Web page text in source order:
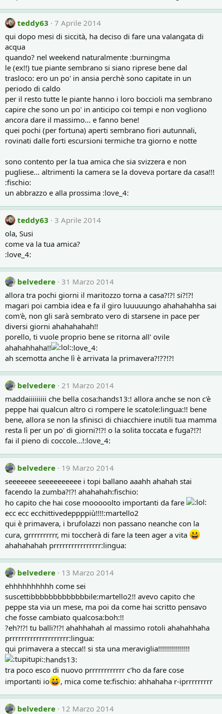
teddy63
7 Aprile 2014
qui dopo mesi di siccità, ha deciso di fare una valangata di
acqua
quando? nel weekend naturalmente :burningma
le (ex!!) tue piante sembrano si siano riprese bene dal
trasloco: ero un po' in ansia perchè sono capitate in un
periodo di caldo
per il resto tutte le piante hanno i loro boccioli ma sembrano
capire che sono un po' in anticipo coi tempi e non vogliono
ancora dare il massimo... e fanno bene!
quei pochi (per fortuna) aperti sembrano fiori autunnali,
rovinati dalle forti escursioni termiche tra giorno e notte
sono contento per la tua amica che sia svizzera e non
pugliese... altrimenti la camera se la doveva portare da casa!!!
:fischio:
un abbrazzo e alla prossima :love_4:
teddy63
3 Aprile 2014
ola, Susi
come va la tua amica?
:love_4:
belvedere 31 Marzo 2014
allora tra pochi giorni il maritozzo torna a casa?!?! si?!?!
magari poi cambia idea e fa il giro luuuuungo ahahahahha sai
com'è, non gli sarà sembrato vero di starsene in pace per
diversi giorni ahahahahah!!
porello, ti vuole proprio bene se ritorna all' ovile
ahahahhaha!!
:love_4:
ah scemotta anche lì è arrivata la primavera?!??!?!
belvedere 21 Marzo 2014
maddaiiiiiiiii che bella cosa:hands13:! allora anche se non c'è
peppe hai qualcun altro ci rompere le scatole:lingua:!! bene
bene, allora se non la sfinisci di chiacchiere inutili tua mamma
resta lì per un po' di giorni?!?! o la solita toccata e fuga?!?!
fai il pieno di coccole...!:love_4:
belvedere
19 Marzo 2014
seeeeeee seeeeeeeeee i topi ballano aaahh ahahah stai
facendo la zumba?!?! ahahahah:fischio:
ho capito che hai cose mooooolto importanti da fare
ecc ecc ecchittivedeppppiù!!!!:martello2
qui è primavera, i brufolazzi non passano neanche con la
cura, grrrrrrrrrr, mi toccherà di fare la teen ager a vita
ahahahahah prrrrrrrrrrrrrrrr:lingua:
belvedere
13 Marzo 2014
ehhhhhhhhhh come sei
suscettibbbbbbbbbbbbbile:martello2!! avevo capito che
peppe sta via un mese, ma poi da come hai scritto pensavo
che fosse cambiato qualcosa:boh:!!
?eh?!?! tu balli?!?! ahahhahah al massimo rotoli ahahahhaha
prrrrrrrrrrrrrrrrrrrr:lingua:
qui primavera a stecca!! si sta una meraviglia!!!!!!!!!!!!!!!!
:hands13:
tra poco esco di nuovo prrrrrrrrrrrr c'ho da fare cose
importanti io
, mica come te:fischio: ahhahaha r-iprrrrrrrrr
belvedere
12 Marzo 2014